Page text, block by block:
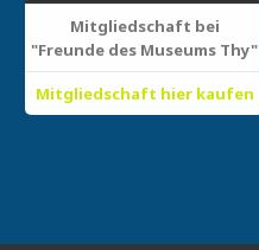
Mitgliedschaft bei
"Freunde des Museums Thy"
Mitgliedschaft hier kaufen